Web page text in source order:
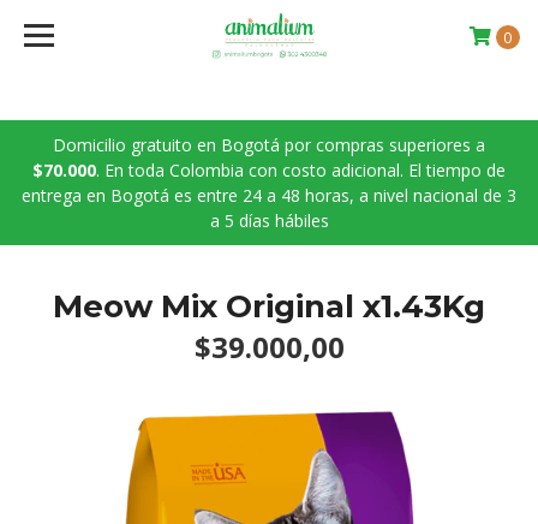
Domicilio gratuito en Bogotá por compras superiores a
$70.000. En toda Colombia con costo adicional. El tiempo de
entrega en Bogotá es entre 24 a 48 horas, a nivel nacional de 3
a 5 días hábiles
0
Meow Mix Original x1.43Kg
$39.000,00